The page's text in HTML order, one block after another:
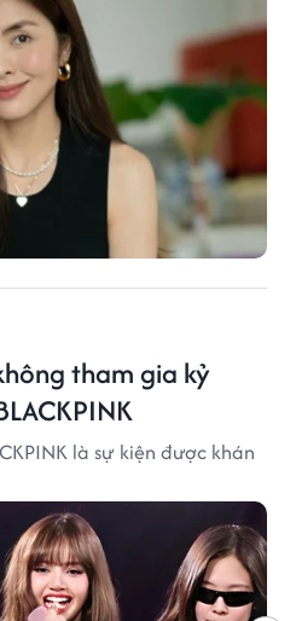
tham gia kỷ
là sự kiện được khán